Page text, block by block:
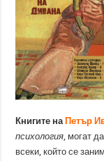
Книгите на Петър
психология, могат
всеки, който се